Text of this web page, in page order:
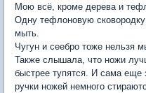
Мою всё, кроме дерева и
Одну тефлоновую
мыть.
Чугун и сеебро тоже нельзя
Также слышала, что ножи
быстрее тупятся. И сама еще
ручки ножей немного